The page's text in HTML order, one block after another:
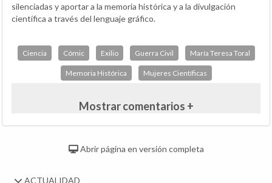
silenciadas y aportar a la memoria histórica y a la divulgación
científica a través del lenguaje gráfico.
Ciencia Cómic Exilio Guerra Civil María Teresa Toral
Memoria Histórica Mujeres Científicas
Mostrar comentarios +
Abrir página en versión completa
ACTUALIDAD